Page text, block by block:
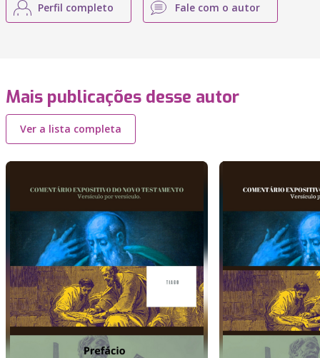
Perfil completo Fale com o autor
Mais publicações desse autor
Ver a lista completa